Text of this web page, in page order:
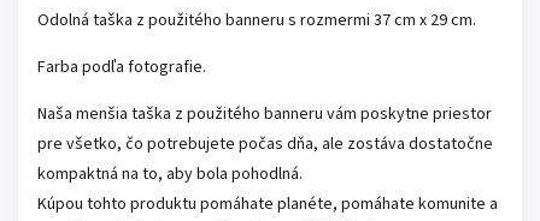
Odolná taška z použitého banneru s rozmermi 37 cm x 29 cm.
Farba podľa fotografie.
Naša menšia taška z použitého banneru vám poskytne priestor
pre všetko, čo potrebujete počas dňa, ale zostáva dostatočne
kompaktná na to, aby bola pohodlná.
Kúpou tohto produktu pomáhate planéte, pomáhate komunite a